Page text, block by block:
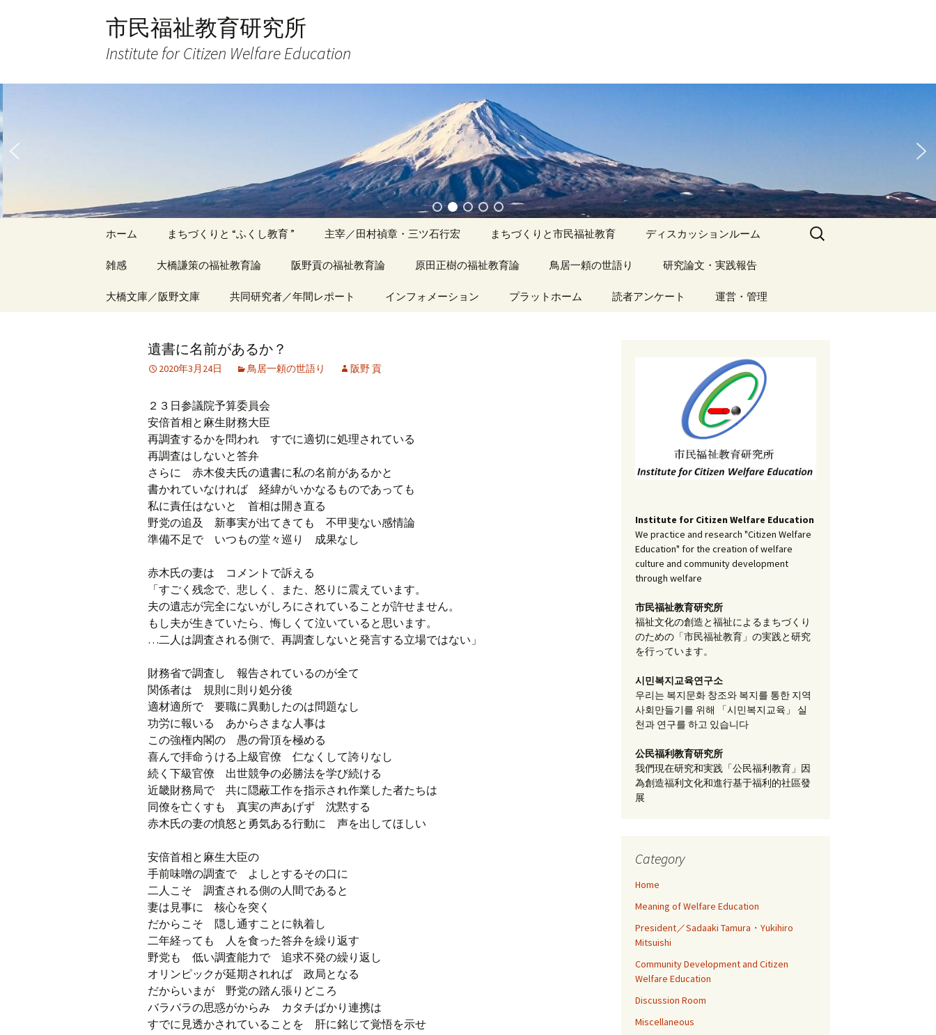
ス
キ
ッ
市民福祉教育研究所
Institute for Citizen Welfare Education
ホーム まちづくりと “ふくし教育 ” 主宰／田村禎章・三ツ石行宏 まちづくりと市民福祉教育
アーカイブ（１）
ディスカッションルーム
アーカイブ（１）
アーカイブ（４）
記事（151）～
アーカイブ（５）
記事（201）～
雑感
アーカイブ（１）
記事（51）～
アーカイブ（４）
記事（151）～
アーカイブ（５）
記事（201）～
大橋謙策の福祉教育論
アーカイブ（１）
論文
アーカイブ（４）
講演録
アーカイブ（５）
四国遍路紀行文
阪野貢の福祉教育論
アーカイブ（１）
社会福祉セミナー
研究業績
原田正樹の福祉教育論
アーカイブ（１）
鳥居一頼の世語り
アーカイブ（１）
研究論文・実践報告
アーカイブ（１）
アーカイブ（３）
調査報告
アーカイブ（４）
実践報告
アーカイブ（５）
コラム
大橋文庫／阪野文庫 共同研究者／年間レポート インフォメーション プラットホーム 読者アンケート 運営・管理
検
索:
遺書に名前があるか？
2020年3月24日 鳥居一頼の世語り 阪野 貢
２３日参議院予算委員会
安倍首相と麻生財務大臣
再調査するかを問われ すでに適切に処理されている
再調査はしないと答弁
さらに 赤木俊夫氏の遺書に私の名前があるかと
書かれていなければ 経緯がいかなるものであっても
私に責任はないと 首相は開き直る
野党の追及 新事実が出てきても 不甲斐ない感情論
準備不足で いつもの堂々巡り 成果なし
赤木氏の妻は コメントで訴える
「すごく残念で、悲しく、また、怒りに震えています。
夫の遺志が完全にないがしろにされていることが許せません。
もし夫が生きていたら、悔しくて泣いていると思います。
…二人は調査される側で、再調査しないと発言する立場ではない」
財務省で調査し 報告されているのが全て
関係者は 規則に則り処分後
適材適所で 要職に異動したのは問題なし
功労に報いる あからさまな人事は
この強権内閣の 愚の骨頂を極める
喜んで拝命うける上級官僚 仁なくして誇りなし
続く下級官僚 出世競争の必勝法を学び続ける
近畿財務局で 共に隠蔽工作を指示され作業した者たちは
同僚を亡くすも 真実の声あげず 沈黙する
赤木氏の妻の憤怒と勇気ある行動に 声を出してほしい
安倍首相と麻生大臣の
手前味噌の調査で よしとするその口に
二人こそ 調査される側の人間であると
妻は見事に 核心を突く
だからこそ 隠し通すことに執着し
二年経っても 人を食った答弁を繰り返す
野党も 低い調査能力で 追求不発の繰り返し
オリンピックが延期されれば 政局となる
だからいまが 野党の踏ん張りどころ
バラバラの思惑がからみ カタチばかり連携は
すでに見透かされていることを 肝に銘じて覚悟を示せ
Institute for Citizen Welfare Education
We practice and research "Citizen Welfare
Education" for the creation of welfare
culture and community development
through welfare
市民福祉教育研究所
福祉文化の創造と福祉によるまちづくり
のための「市民福祉教育」の実践と研究
を行っています。
시민복지교육연구소
우리는 복지문화 창조와 복지를 통한 지역
사회만들기를 위해 「시민복지교육」 실
천과 연구를 하고 있습니다
公民福利教育研究所
我們現在研究和実践「公民福利教育」因
為創造福利文化和進行基于福利的社區發
展
Category
Home
Meaning of Welfare Education
President／Sadaaki Tamura・Yukihiro
Mitsuishi
Community Development and Citizen
Welfare Education
Discussion Room
Miscellaneous